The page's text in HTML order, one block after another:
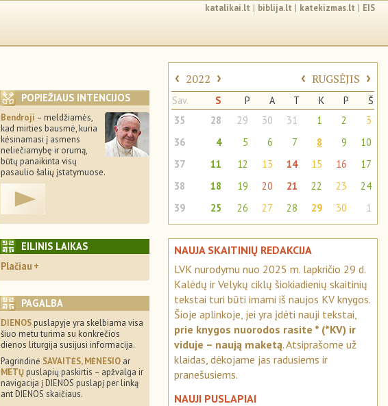
katalikai.lt | biblija.lt | katekizmas.lt | EIS
POPIEŽIAUS INTENCIJOS
Bendroji – meldžiamės,
kad mirties bausmė, kuria
kėsinamasi į asmens
neliečiamybę ir orumą,
būtų panaikinta visų
pasaulio šalių įstatymuose.
EILINIS LAIKAS
Plačiau
PAGALBA
DIENOS puslapyje yra skelbiama visa
šiuo metu turima su konkrečios
dienos liturgija susijusi informacija.
Pagrindinė SAVAITĖS, MĖNESIO ar
METŲ puslapių paskirtis – apžvalga ir
navigacija į DIENOS puslapį per linką
ant DIENOS skaičiaus.
‹ 2022 › ‹ RUGSĖJIS ›
Sav. S P A T K P
Š
35
28 29 30 31 1 2
3
36
4 5 6 7 8 9
10
37
11 12 13 14 15 16
17
38
18 19 20 21 22 23
24
39
25 26 27 28 29 30 1
NAUJA SKAITINIŲ REDAKCIJA
LVK nurodymu nuo 2025 m. lapkričio 29 d.
Kalėdų ir Velykų ciklų šiokiadienių skaitinių
tekstai turi būti imami iš naujos KV knygos.
Šioje aplinkoje, jei yra įdėti nauji tekstai,
prie knygos nuorodos rasite * (*KV) ir
viduje – naują maketą. Atsiprašome už
klaidas, dėkojame jas radusiems ir
pranešusiems.
NAUJI PUSLAPIAI